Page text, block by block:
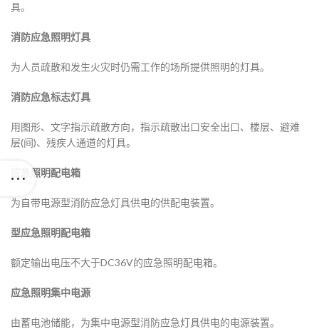
具。
消防应急照明灯具
为人员疏散和发生火灾时仍需工作的场所提供照明的灯具。
消防应急标志灯具
用图形、文字指示疏散方向，指示疏散出口安全出口、楼层、避难
层(间)、残疾人通道的灯具。
应急照明配电箱
为自带电源型消防应急灯具供电的供配电装置。
型应急照明配电箱
额定输出电压不大于DC36V的应急照明配电箱。
应急照明集中电源
由蓄电池储能，为集中电源型消防应急灯具供电的电源装置。